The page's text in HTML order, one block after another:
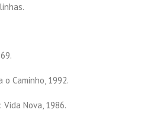
o Caminho, 1992.
Vida Nova, 1986.